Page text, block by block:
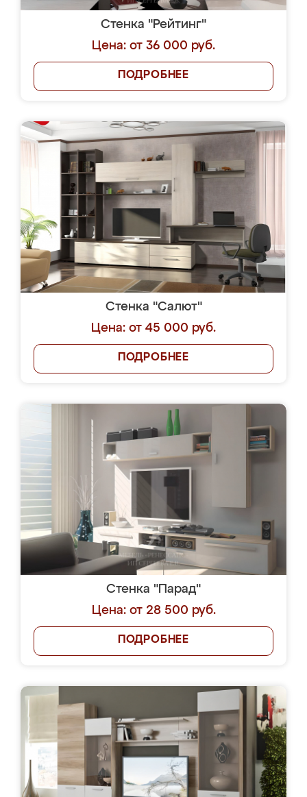
Стенка "Рейтинг"
Цена: от 36 000 руб.
ПОДРОБНЕЕ
Стенка "Салют"
Цена: от 45 000 руб.
ПОДРОБНЕЕ
Стенка "Парад"
Цена: от 28 500 руб.
ПОДРОБНЕЕ